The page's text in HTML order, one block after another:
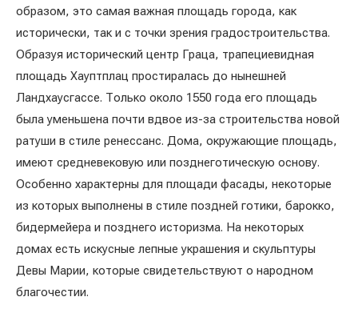
образом, это самая важная площадь города, как
исторически, так и с точки зрения градостроительства.
Образуя исторический центр Граца, трапециевидная
площадь Хауптплац простиралась до нынешней
Ландхаусгассе. Только около 1550 года его площадь
была уменьшена почти вдвое из-за строительства новой
ратуши в стиле ренессанс. Дома, окружающие площадь,
имеют средневековую или позднеготическую основу.
Особенно характерны для площади фасады, некоторые
из которых выполнены в стиле поздней готики, барокко,
бидермейера и позднего историзма. На некоторых
домах есть искусные лепные украшения и скульптуры
Девы Марии, которые свидетельствуют о народном
благочестии.